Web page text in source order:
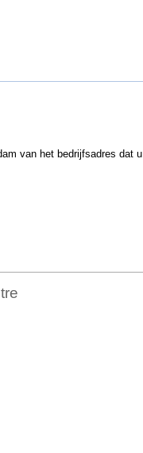
van het bedrijfsadres dat u